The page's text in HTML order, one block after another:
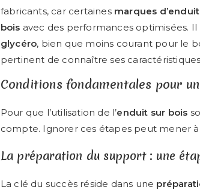
fabricants, car certaines marques
bois avec des performances optimisées.
glycéro, bien que moins courant pour le
pertinent de connaître ses
Conditions fondamentales pour
Pour que l’utilisation de l’enduit sur bois
compte. Ignorer ces étapes peut mener
La préparation du support : une
La clé du succès réside dans une